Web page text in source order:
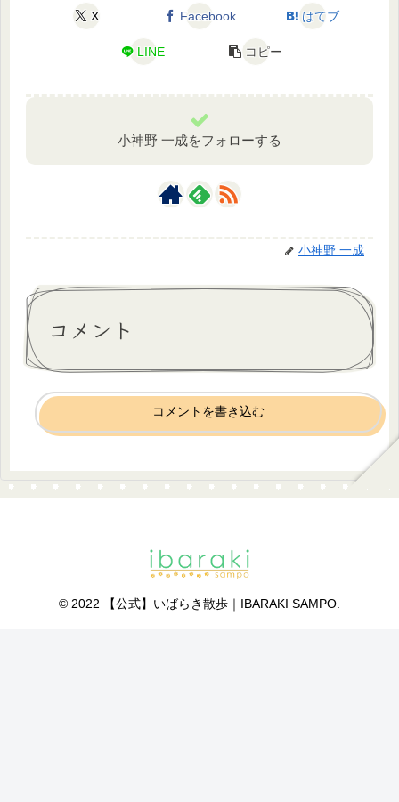
X Facebook はてブ
LINE コピー
小神野 一成をフォローする
小神野 一成
コメント
コメントを書き込む
© 2022 【公式】いばらき散歩｜IBARAKI SAMPO.